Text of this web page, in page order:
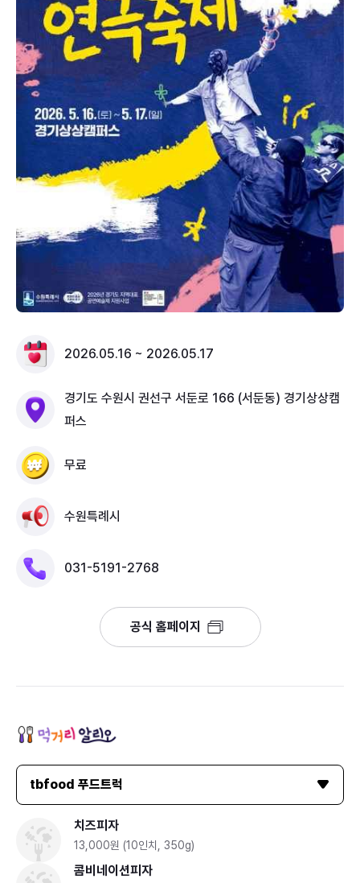
여 한국의 '공공공간연극'의 발전을 도모하고, 국제교류
를 통해 국가간 문화교류에 일역을 담당하고자 한다.
2026년에는 새로운 예술경험을 제공할 실험적이고 다
양한 공공공간연극이 공연 될 예정이며 이를 위해 신작
을 포함하여 최근에 제작된 국내 16개 작품과 한불수교
140주년을 맞아 한국과 프랑스를 잇는 프랑스 포커스
프로그램 세 작품이 함께 할 예정이다. 이러한 2026 수
원연극축제에서 시민들은 우리의 삶에 대한 진지한 논쟁
을 담은 새로운 예술을 통해 "일상을 떠나 일상을 바라
보는" 축제 본연의 모습을 경험할 수 있게 될 것이다.
2026.05.16 ~ 2026.05.17
경기도 수원시 권선구 서둔로 166 (서둔동) 경기상상캠
퍼스
무료
수원특례시
031-5191-2768
공식 홈페이지
tbfood 푸드트럭
치즈피자
13,000원 (10인치, 350g)
콤비네이션피자